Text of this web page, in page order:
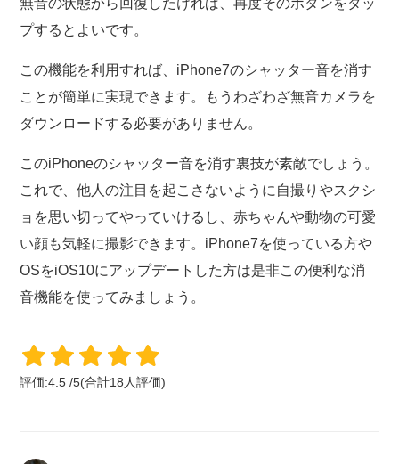
無音の状態から回復したければ、再度そのボタンをタッ
プするとよいです。
この機能を利用すれば、iPhone7のシャッター音を消す
ことが簡単に実現できます。もうわざわざ無音カメラを
ダウンロードする必要がありません。
このiPhoneのシャッター音を消す裏技が素敵でしょう。
これで、他人の注目を起こさないように自撮りやスクシ
ョを思い切ってやっていけるし、赤ちゃんや動物の可愛
い顔も気軽に撮影できます。iPhone7を使っている方や
OSをiOS10にアップデートした方は是非この便利な消
音機能を使ってみましょう。
評価:4.5 /5(合計18 人評価)